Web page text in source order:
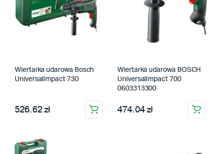
Wiertarka udarowa Bosch
UniversalImpact 730
526.62 zł
Wiertarka udarowa BOSCH
UniversalImpact 700
0603313300
474.04 zł